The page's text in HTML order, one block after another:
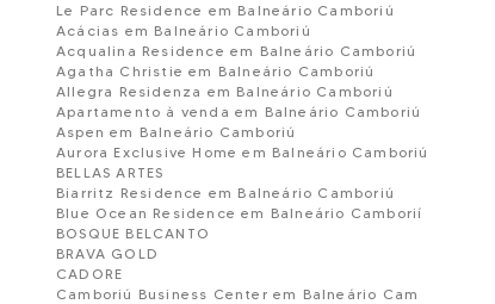
Le Parc Residence em Balneário Camboriú
Acácias em Balneário Camboriú
Acqualina Residence em Balneário Camboriú
Agatha Christie em Balneário Camboriú
Allegra Residenza em Balneário Camboriú
Apartamento à venda em Balneário Camboriú
Aspen em Balneário Camboriú
Aurora Exclusive Home em Balneário Camboriú
BELLAS ARTES
Biarritz Residence em Balneário Camboriú
Blue Ocean Residence em Balneário Camborií
BOSQUE BELCANTO
BRAVA GOLD
CADORE
Camboriú Business Center em Balneário Cam